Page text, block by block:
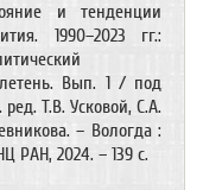
и тенденции
1990–2023 гг.:
Вып. 1 / под
Т.В. Усковой, С.А.
– Вологда :
РАН, 2024. – 139 c.